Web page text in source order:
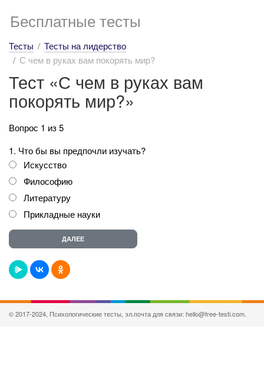
Бесплатные тесты
Тесты
Тесты на лидерство
С чем в руках вам покорять мир?
Тест «С чем в руках вам
покорять мир?»
Вопрос 1 из 5
1. Что бы вы предпочли изучать?
Искусство
Философию
Литературу
Прикладные науки
© 2017-2024, Психологические тесты, эл.почта для связи: hello@free-testi.com.